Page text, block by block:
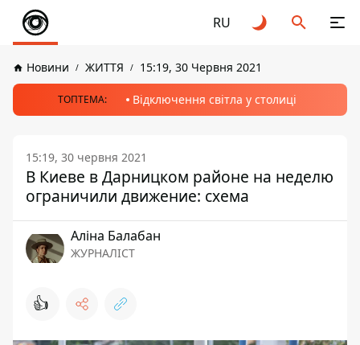
RU
Новини ЖИТТЯ 15:19, 30 Червня 2021
ТОПТЕМА: Відключення світла у столиці
15:19, 30 червня 2021
В Киеве в Дарницком районе на неделю
ограничили движение: схема
Аліна Балабан
ЖУРНАЛІСТ
👍